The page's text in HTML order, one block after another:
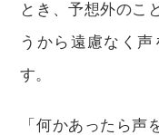
とき、予想外のこ
うから遠慮なく
す。
「何かあったら声